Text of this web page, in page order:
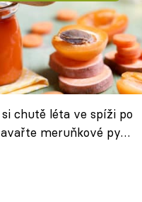
chutě léta ve spíži po
meruňkové pyré